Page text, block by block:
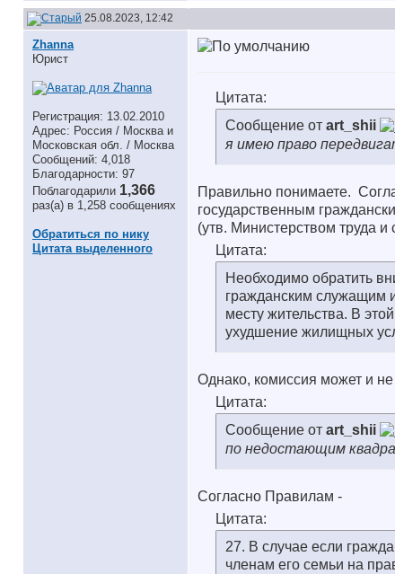
25.08.2023, 12:42
Zhanna
Юрист
Регистрация: 13.02.2010
Адрес: Россия / Москва и
Московская обл. / Москва
Сообщений: 4,018
Благодарности: 97
Поблагодарили 1,366
раз(а) в 1,258 сообщениях
Обратиться по нику
Цитата выделенного
Цитата:
Сообщение от art_shii
я имею право
Правильно понимаете.
государственным
(утв. Министерством труда
Цитата:
Необходимо обратить
гражданским служащим
месту жительства. В
ухудшение жилищных
Однако, комиссия может и
Цитата:
Сообщение от art_shii
по недостающим
Согласно Правилам -
Цитата:
27. В случае если
членам его семьи на